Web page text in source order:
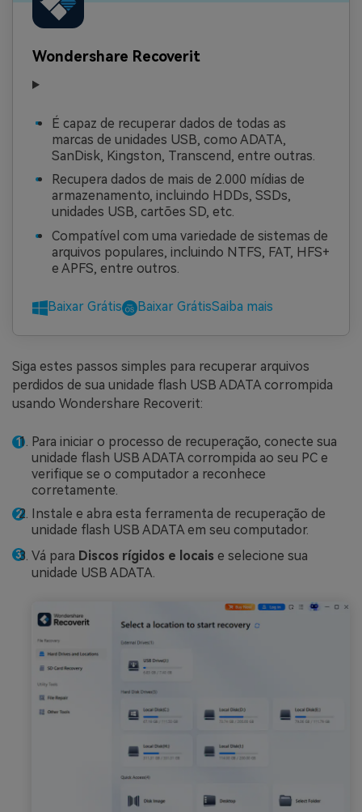
Wondershare Recoverit
É capaz de recuperar dados de todas as
marcas de unidades USB, como ADATA,
SanDisk, Kingston, Transcend, entre outras.
Recupera dados de mais de 2.000 mídias de
armazenamento, incluindo HDDs, SSDs,
unidades USB, cartões SD, etc.
Compatível com uma variedade de sistemas de
arquivos populares, incluindo NTFS, FAT, HFS+
e APFS, entre outros.
Baixar Grátis Baixar GrátisSaiba mais
Siga estes passos simples para recuperar arquivos
perdidos de sua unidade flash USB ADATA corrompida
usando Wondershare Recoverit:
Para iniciar o processo de recuperação, conecte sua
unidade flash USB ADATA corrompida ao seu PC e
verifique se o computador a reconhece
corretamente.
Instale e abra esta ferramenta de recuperação de
unidade flash USB ADATA em seu computador.
Vá para Discos rígidos e locais e selecione sua
unidade USB ADATA.